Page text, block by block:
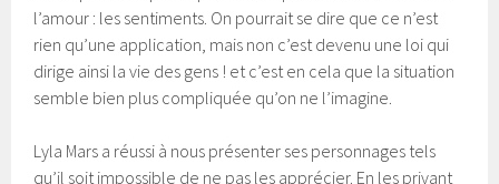
l’amour : les sentiments. On pourrait se dire que ce n’est
rien qu’une application, mais non c’est devenu une loi qui
dirige ainsi la vie des gens ! et c’est en cela que la situation
semble bien plus compliquée qu’on ne l’imagine.
Lyla Mars a réussi à nous présenter ses personnages tels
qu’il soit impossible de ne pas les apprécier. En les privant